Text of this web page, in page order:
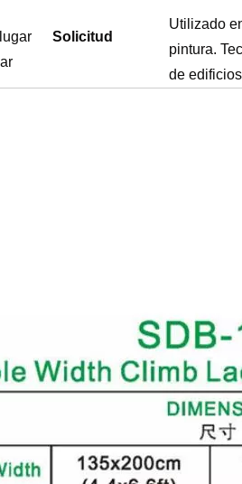
Solicitud
Utilizado
pintura.
de